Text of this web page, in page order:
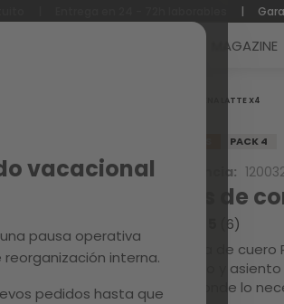
vacacional
pausa operativa
interna.
pedidos hasta que
|
MAGAZINE
ENA LATTE X4
PACK 4
Referencia:
Sillas de
(6)
Esta silla de
respaldo y
justo donde lo